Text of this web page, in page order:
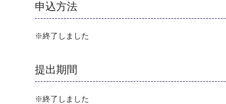
申込方法
※終了しました
提出期間
※終了しました